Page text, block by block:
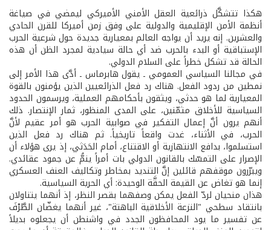
هكذا تتشكَّل ذرائعية العقل الأمني الأميركي ليمضي في صياغة
أنظمة الأمن الإقليمية والدولية على وفق زمن أميركا للقرن الحادي
والعشرين. إنه يريد أن يواجه العالم بمعيارية جديدة حول شرعية الحرب
الإستباقية أو البدء بالحرب ضد أي حالة سيادية لمجرد الظن أن هذه
الحالة قد تشكل خطراً على السلام الدولي.
في مجالنا السياسي العمومي ـ يقول هابرماس ـ أدَّى هذا الأمر إلى
نمطين من ردود الفعل. هناك رد فعل الذرائعيين الذين يؤمنون بالقوة
المعيارية لما هو حدثي، ويثقون بأحكامهم العملية، ويرسمون الحدود
السياسية للأخلاق مثمّنين، على المدى المنظور، ثمار الإنتصار. ذلك
أنهم يرون أنَّ إعمال التفكير في صوابية الحرب هو أمر عقيم لأنَّ
الحرب، في الأثناء، غدت واقعاً تاريخياً. ثم هناك رد فعل الذين
استسلموا، بدافع الانتهازية أو الاقتناع، أمام الحَدَثي، إذ يرى هؤلاء أن
الإصرار على التمسّك بالقانون الدولي بات أمراً ينمُّ عن جمود عقائدي.
ويبرّرون موقفهم قائلين إنَّ التنديد بمخاطر وتكاليف العنف العسكري
إنما هو تغاض عن القيمة الحقَّة الوحيدة: أي الحرية السياسية.
هذان منحيان لردّ الفعل يمكن وصفهما بقصر النظر، إذ أنهما يتناولان
بانتقاد سطحي "النزعة الأخلاقية الباهتة"، غير أنهما يغضّان الطَّرْفَ
عن تفسير ما يود المحافظون الجدد في واشنطن أن يجعلوه بديلاً